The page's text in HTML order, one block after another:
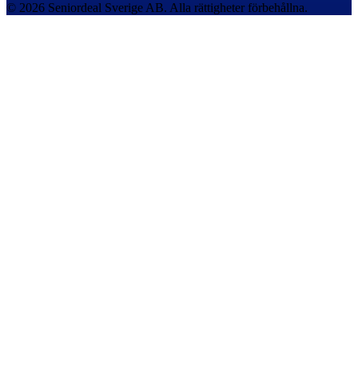
© 2026 Seniordeal Sverige AB. Alla rättigheter förbehållna.